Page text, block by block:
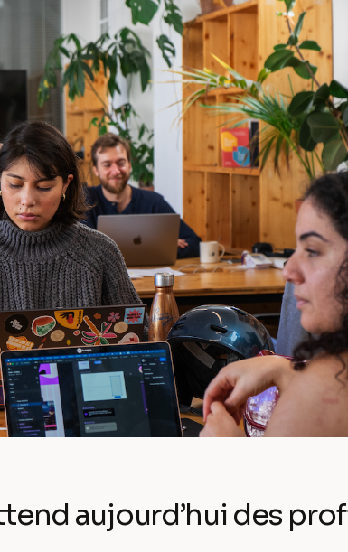
aujourd’hui des